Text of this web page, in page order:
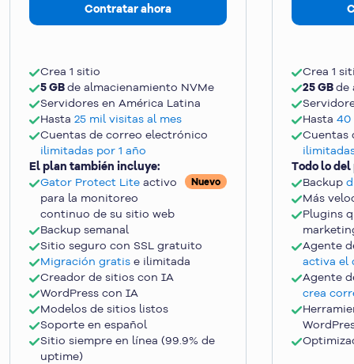
Contratar ahora
Crea 1 sitio
5 GBde almacienamiento NVMe
Servidores en América Latina
Hasta 25 mil visitas al mes
Cuentas de correo electrónico
ilimitadas por 1 año
El plan también incluye:
Gator Protect Lite activo
para la monitoreo
continuo de su sitio web
Nuevo
Backup semanal
Sitio seguro con SSL gratuito
Migración gratis e ilimitada
Creador de sitios con IA
WordPress con IA
Modelos de sitios listos
Soporte en español
Sitio siempre en línea (99.9% de
uptime)
Crea 1
25 GBde
Hasta 40
Cuentas
Todo lo del
Backup
Más
Plugins
Agente
activa el
Agente
crea